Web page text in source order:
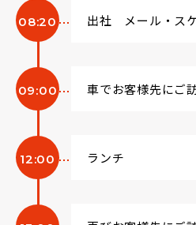
08:20 出社 メール・ス
09:00 車でお客様先にご
12:00 ランチ